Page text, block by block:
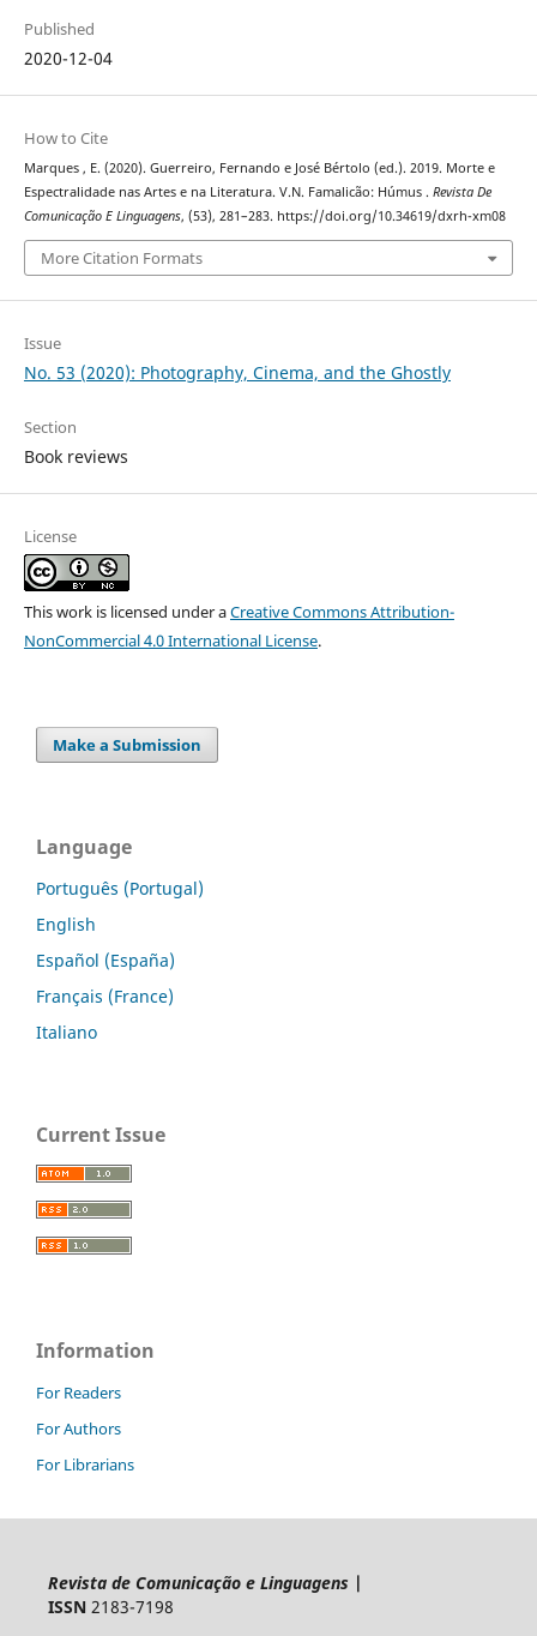
Published
2020-12-04
How to Cite
Marques , E. (2020). Guerreiro, Fernando e José Bértolo (ed.). 2019. Morte e
Espectralidade nas Artes e na Literatura. V.N. Famalicão: Húmus . Revista De
Comunicação E Linguagens, (53), 281–283. https://doi.org/10.34619/dxrh-xm08
More Citation Formats
Issue
No. 53 (2020): Photography, Cinema, and the Ghostly
Section
Book reviews
License
This work is licensed under aCreative Commons Attribution-
NonCommercial 4.0 International License.
Make a Submission
Language
Português (Portugal)
English
Español (España)
Français (France)
Italiano
Current Issue
Information
For Readers
For Authors
For Librarians
Revista de Comunicação e Linguagens |
ISSN2183-7198